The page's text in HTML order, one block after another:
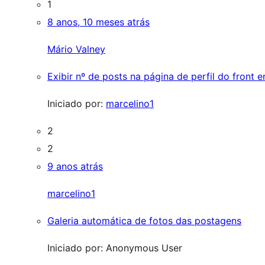
1
8 anos, 10 meses atrás
Mário Valney
Exibir nº de posts na página de perfil do front
Iniciado por: marcelino1
2
2
9 anos atrás
marcelino1
Galeria automática de fotos das postagens
Iniciado por: Anonymous User